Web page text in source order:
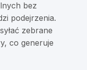
bez
podejrzenia.
zebrane
co generuje